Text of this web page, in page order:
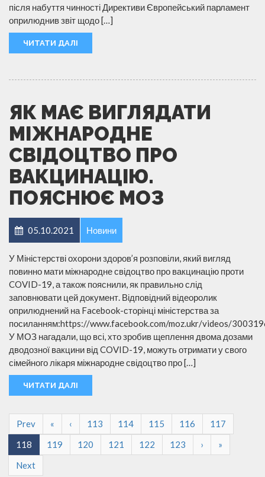
після набуття чинності Директиви Європейський парламент
оприлюднив звіт щодо […]
ЧИТАТИ ДАЛІ
ЯК МАЄ ВИГЛЯДАТИ
МІЖНАРОДНЕ
СВІДОЦТВО ПРО
ВАКЦИНАЦІЮ.
ПОЯСНЮЄ МОЗ
05.10.2021 Новини
У Міністерстві охорони здоров’я розповіли, який вигляд
повинно мати міжнародне свідоцтво про вакцинацію проти
COVID-19, а також пояснили, як правильно слід
заповнювати цей документ. Відповідний відеоролик
оприлюднений на Facebook-сторінці міністерства за
посиланням:https://www.facebook.com/moz.ukr/videos/
У МОЗ нагадали, що всі, хто зробив щеплення двома дозами
дводозної вакцини від COVID-19, можуть отримати у свого
сімейного лікаря міжнародне свідоцтво про […]
ЧИТАТИ ДАЛІ
Prev « ‹ 113 114 115 116
117
118
119 120 121 122 123 ›
»
Next